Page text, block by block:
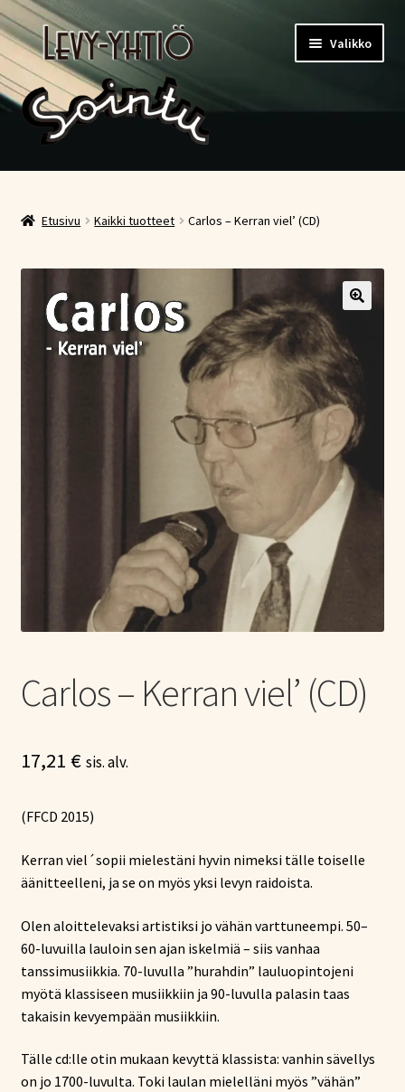
Siirry
navigointiin
Siirry
sisältöön
Valikko
Etusivu
Kauppa
Ostoskori
Kassa
tason
Etusivu Kaikki tuotteet Carlos – Kerran viel’ (CD)
Carlos – Kerran viel’ (CD)
17,21 € sis. alv.
(FFCD 2015)
Kerran viel´sopii mielestäni hyvin nimeksi tälle toiselle
äänitteelleni, ja se on myös yksi levyn raidoista.
Olen aloittelevaksi artistiksi jo vähän varttuneempi. 50–
60-luvuilla lauloin sen ajan iskelmiä – siis vanhaa
tanssimusiikkia. 70-luvulla ”hurahdin” lauluopintojeni
myötä klassiseen musiikkiin ja 90-luvulla palasin taas
takaisin kevyempään musiikkiin.
Tälle cd:lle otin mukaan kevyttä klassista: vanhin sävellys
on jo 1700-luvulta. Toki laulan mielelläni myös ”vähän”